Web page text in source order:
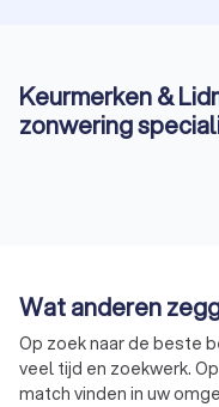
Keurmerken &
zonwering
Wat anderen
Op zoek naar de beste
veel tijd en zoekwerk.
match vinden in uw